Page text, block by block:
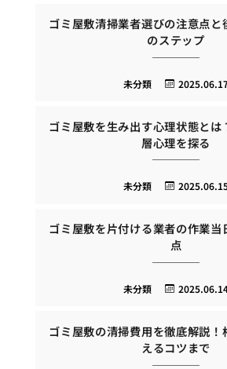
ゴミ屋敷清掃業者選びの注意点と
のステップ
未分類
ゴミ屋敷を生み出す心理状態とは
層心理を探る
未分類
ゴミ屋敷を片付ける業者の作業当
点
未分類
ゴミ屋敷の清掃費用を徹底解説！
えるコツまで